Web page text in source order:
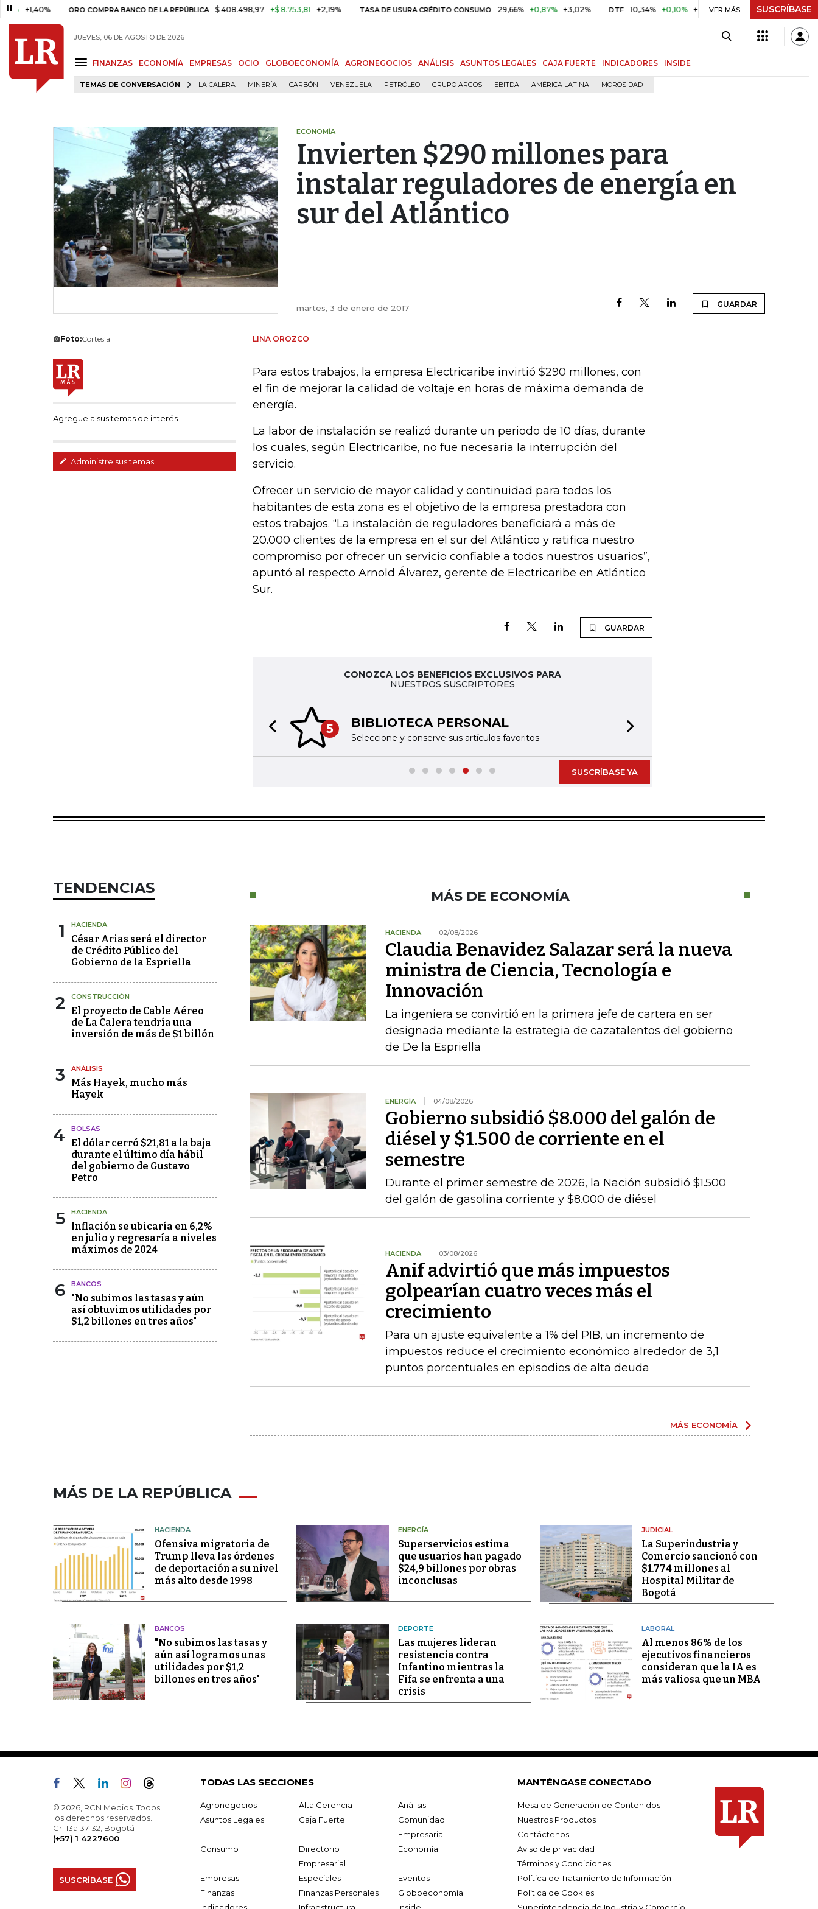
+1,40% ORO COMPRA BANCO DE LA REPÚBLICA $ 408.498,97 +$ 8.753,81 +2,19% TASA DE USURA CRÉDITO CONSUMO 29,66% +0,87% +3,02% DTF 10,34% +0,10% +0,98% UVR $ 416,86 +$ 0,05
VER MÁS SUSCRÍBASE
JUEVES, 06 DE AGOSTO DE 2026
FINANZAS ECONOMÍA EMPRESAS OCIO GLOBOECONOMÍA AGRONEGOCIOS ANÁLISIS ASUNTOS LEGALES CAJA FUERTE INDICADORES INSIDE
TEMAS DE CONVERSACIÓN LA CALERA MINERÍA CARBÓN VENEZUELA PETRÓLEO GRUPO ARGOS EBITDA AMÉRICA LATINA MOROSIDAD
ECONOMÍA
Invierten $290 millones para
instalar reguladores de energía en
sur del Atlántico
martes, 3 de enero de 2017 GUARDAR
Foto:Cortesía
Agregue a sus temas de interés
Administre sus temas
LINA OROZCO
Para estos trabajos, la empresa Electricaribe invirtió $290 millones, con
el fin de mejorar la calidad de voltaje en horas de máxima demanda de
energía.
La labor de instalación se realizó durante un periodo de 10 días, durante
los cuales, según Electricaribe, no fue necesaria la interrupción del
servicio.
Ofrecer un servicio de mayor calidad y continuidad para todos los
habitantes de esta zona es el objetivo de la empresa prestadora con
estos trabajos. “La instalación de reguladores beneficiará a más de
20.000 clientes de la empresa en el sur del Atlántico y ratifica nuestro
compromiso por ofrecer un servicio confiable a todos nuestros usuarios”,
apuntó al respecto Arnold Álvarez, gerente de Electricaribe en Atlántico
Sur.
GUARDAR
CONOZCA LOS BENEFICIOS EXCLUSIVOS PARA
NUESTROS SUSCRIPTORES
5 BIBLIOTECA PERSONAL
Seleccione y conserve sus artículos favoritos
Previous slide
SUSCRÍBASE YA
TENDENCIAS
1 HACIENDA
César Arias será el director
de Crédito Público del
Gobierno de la Espriella
2 CONSTRUCCIÓN
El proyecto de Cable Aéreo
de La Calera tendría una
inversión de más de $1 billón
3 ANÁLISIS
Más Hayek, mucho más
Hayek
4 BOLSAS
El dólar cerró $21,81 a la baja
durante el último día hábil
del gobierno de Gustavo
Petro
5 HACIENDA
Inflación se ubicaría en 6,2%
en julio y regresaría a niveles
máximos de 2024
6 BANCOS
"No subimos las tasas y aún
así obtuvimos utilidades por
$1,2 billones en tres años"
MÁS DE ECONOMÍA
HACIENDA 02/08/2026
Claudia Benavidez Salazar será la nueva
ministra de Ciencia, Tecnología e
Innovación
La ingeniera se convirtió en la primera jefe de cartera en ser
designada mediante la estrategia de cazatalentos del gobierno
de De la Espriella
ENERGÍA 04/08/2026
Gobierno subsidió $8.000 del galón de
diésel y $1.500 de corriente en el
semestre
Durante el primer semestre de 2026, la Nación subsidió $1.500
del galón de gasolina corriente y $8.000 de diésel
HACIENDA 03/08/2026
Anif advirtió que más impuestos
golpearían cuatro veces más el
crecimiento
Para un ajuste equivalente a 1% del PIB, un incremento de
impuestos reduce el crecimiento económico alrededor de 3,1
puntos porcentuales en episodios de alta deuda
MÁS ECONOMÍA
MÁS DE LA REPÚBLICA
HACIENDA
Ofensiva migratoria de
Trump lleva las órdenes
de deportación a su nivel
más alto desde 1998
ENERGÍA
Superservicios estima
que usuarios han pagado
$24,9 billones por obras
inconclusas
JUDICIAL
La Superindustria y
Comercio sancionó con
$1.774 millones al
Hospital Militar de
Bogotá
BANCOS
"No subimos las tasas y
aún así logramos unas
utilidades por $1,2
billones en tres años"
DEPORTE
Las mujeres lideran
resistencia contra
Infantino mientras la
Fifa se enfrenta a una
crisis
LABORAL
Al menos 86% de los
ejecutivos financieros
consideran que la IA es
más valiosa que un MBA
© 2026, RCN Medios. Todos
los derechos reservados.
Cr. 13a 37-32, Bogotá
(+57) 1 4227600
SUSCRÍBASE
TODAS LAS SECCIONES
Agronegocios Alta Gerencia
Análisis
Asuntos Legales
Caja Fuerte
Comunidad
Empresarial
Consumo
Directorio
Empresarial
Economía
Empresas Especiales
Eventos
Finanzas
Finanzas Personales
Globoeconomía
MANTÉNGASE CONECTADO
Mesa de Generación de Contenidos
Nuestros Productos
Contáctenos
Aviso de privacidad
Términos y Condiciones
Política de Tratamiento de Información
Política de Cookies